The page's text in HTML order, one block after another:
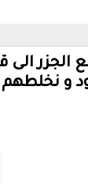
الجزر
و